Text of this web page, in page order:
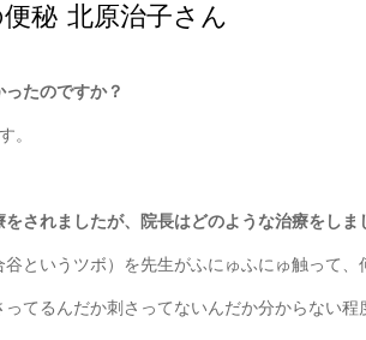
秘 北原治子さん
たのですか？
。
されましたが、院長はどのような治療をしま
というツボ）を先生がふにゅふにゅ触って、
てるんだか刺さってないんだか分からない程